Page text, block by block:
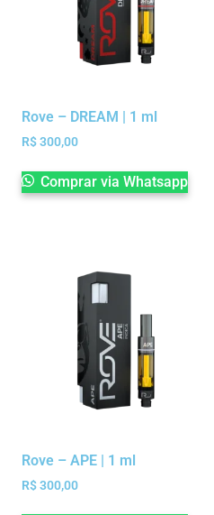
Rove – DREAM | 1 ml
R$300,00
Comprar via Whatsapp
Rove – APE | 1 ml
R$300,00